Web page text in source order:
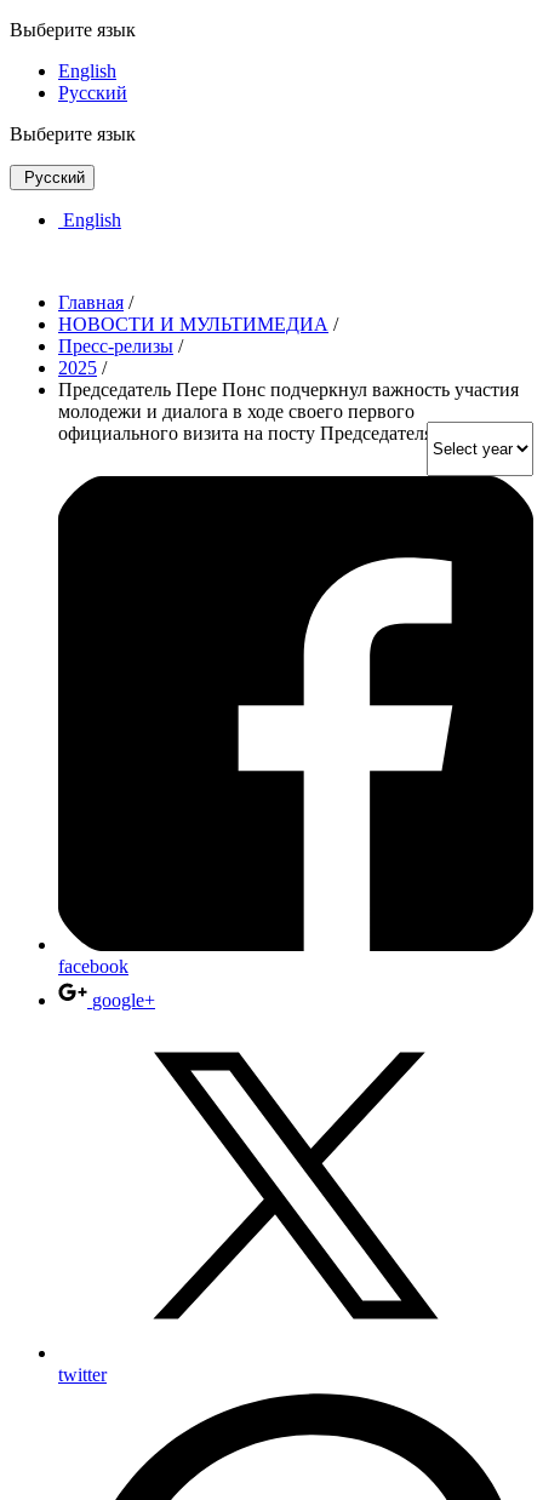
Выберите язык
English
Русский
Выберите язык
Русский
English
Главная /
НОВОСТИ И МУЛЬТИМЕДИА /
Пресс-релизы /
2025 /
Председатель Пере Понс подчеркнул важность участия
молодежи и диалога в ходе своего первого
официального визита на посту Председателя ПА ОБСЕ
facebook
google+
twitter